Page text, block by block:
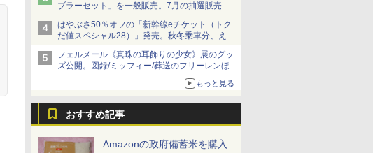
ブラーセット」を一般販売。7月の抽選販売の
当選無効分
はやぶさ50％オフの「新幹線eチケット（トク
だ値スペシャル28）」発売。秋冬乗車分、えき
ねっと限定
フェルメール《真珠の耳飾りの少女》展のグッ
ズ公開。図録/ミッフィー/葬送のフリーレンほ
もっと見る
おすすめ記事
Amazonの政府備蓄米を購入
78g×20個
醤油豚骨 3食パック
130g×3食
￥341
ードル [世界三大スー
プ] 日清食品 カップ麺
75g×12個
￥2,594
ロ 最高峰モデル 30L 2
段 おまかせグリル 高精
細・64眼スピードセン
サー 時短料理 スマホ連
携 ブラック NE-
UBS10D-K
￥116,700
フ 30L MRO-W1C K フ
ロストブラック 熱風コ
ンベクション 2段式 W
スキャン［メーカー保
証1年／お手入れ簡単設
計］
￥49,718
ジ 25L フラットテーブ
ル 発酵・トースト機能
オートメニュー23種 オ
ーブン～250℃ レンジ
~1000W高出力 全国対
応 ヘルツフリー カップ
スチーム調理 予熱対応
自動脱臭 消音モード
BK
￥19,780